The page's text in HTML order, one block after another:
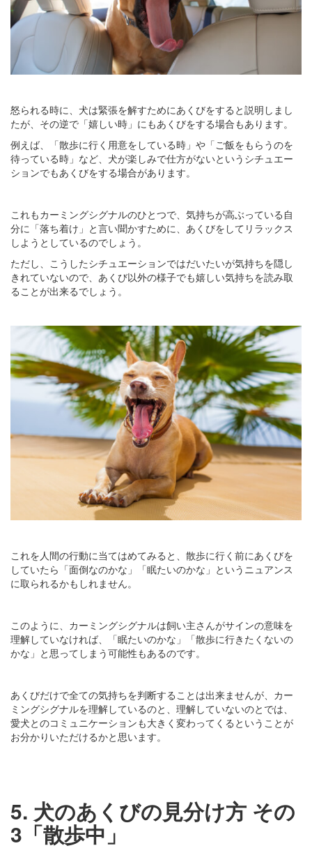
怒られる時に、犬は緊張を解すためにあくびをすると説明しまし
たが、その逆で「嬉しい時」にもあくびをする場合もあります。
例えば、「散歩に行く用意をしている時」や「ご飯をもらうのを
待っている時」など、犬が楽しみで仕方がないというシチュエー
ションでもあくびをする場合があります。
これもカーミングシグナルのひとつで、気持ちが高ぶっている自
分に「落ち着け」と言い聞かすために、あくびをしてリラックス
しようとしているのでしょう。
ただし、こうしたシチュエーションではだいたいが気持ちを隠し
きれていないので、あくび以外の様子でも嬉しい気持ちを読み取
ることが出来るでしょう。
これを人間の行動に当てはめてみると、散歩に行く前にあくびを
していたら「面倒なのかな」「眠たいのかな」というニュアンス
に取られるかもしれません。
このように、カーミングシグナルは飼い主さんがサインの意味を
理解していなければ、「眠たいのかな」「散歩に行きたくないの
かな」と思ってしまう可能性もあるのです。
あくびだけで全ての気持ちを判断することは出来ませんが、カー
ミングシグナルを理解しているのと、理解していないのとでは、
愛犬とのコミュニケーションも大きく変わってくるということが
お分かりいただけるかと思います。
5. 犬のあくびの見分け方 その
3「散歩中」